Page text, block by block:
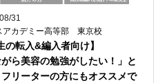
31
アカデミー高等部 東京校
の転入&編入者向け】
がら美容の勉強がしたい！」と
リーターの方にもオススメで